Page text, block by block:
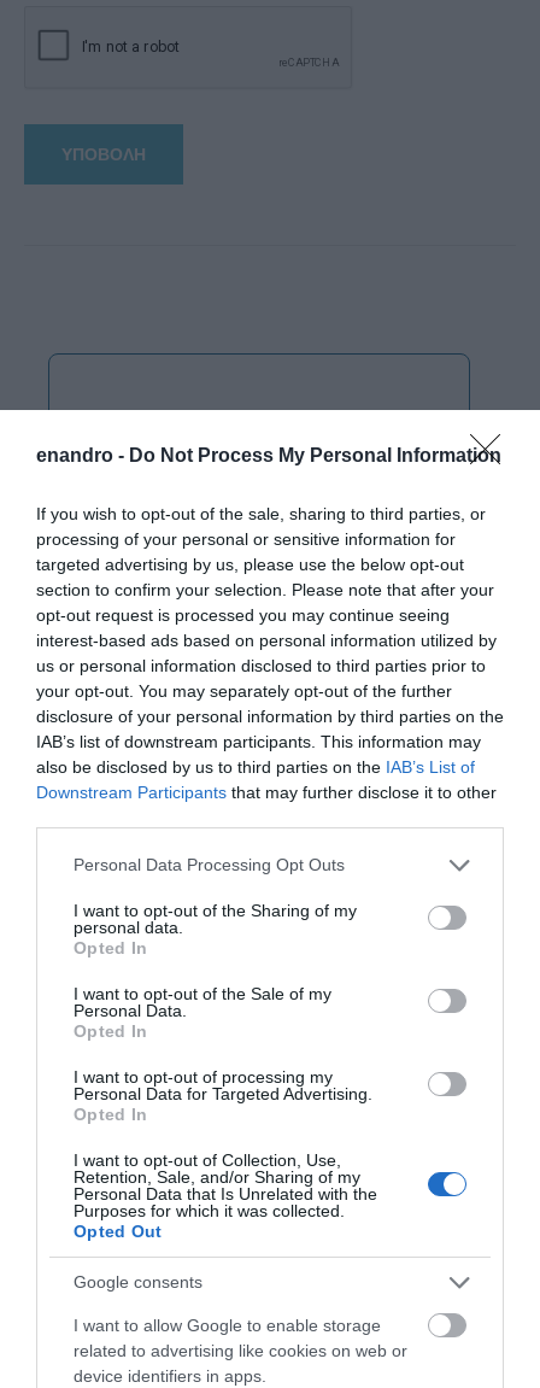
enandro - Do Not Process My Personal Information
If you wish to opt-out of the sale, sharing to third parties, or
processing of your personal or sensitive information for
targeted advertising by us, please use the below opt-out
section to confirm your selection. Please note that after your
opt-out request is processed you may continue seeing
interest-based ads based on personal information utilized by
us or personal information disclosed to third parties prior to
your opt-out. You may separately opt-out of the further
disclosure of your personal information by third parties on the
IAB’s list of downstream participants. This information may
also be disclosed by us to third parties on the IAB’s List of
Downstream Participants that may further disclose it to other
Please note that this website/app uses one or more Google
not limited to your visit or usage behaviour. You may click to
grant or deny consent to Google and its third-party tags to
use your data for below specified purposes in below Google
consent section.
Personal Data Processing Opt Outs
I want to opt-out of the Sharing of my
personal data.
Opted In
I want to opt-out of the Sale of my
Personal Data.
Opted In
I want to opt-out of processing my
Personal Data for Targeted Advertising.
Opted In
I want to opt-out of Collection, Use,
Retention, Sale, and/or Sharing of my
Personal Data that Is Unrelated with the
Purposes for which it was collected.
Opted Out
Google consents
I want to allow Google to enable storage
related to advertising like cookies on web or
device identifiers in apps.